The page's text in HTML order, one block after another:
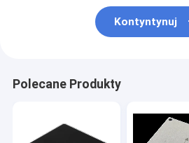
Kontyntynuj
Polecane Produkty